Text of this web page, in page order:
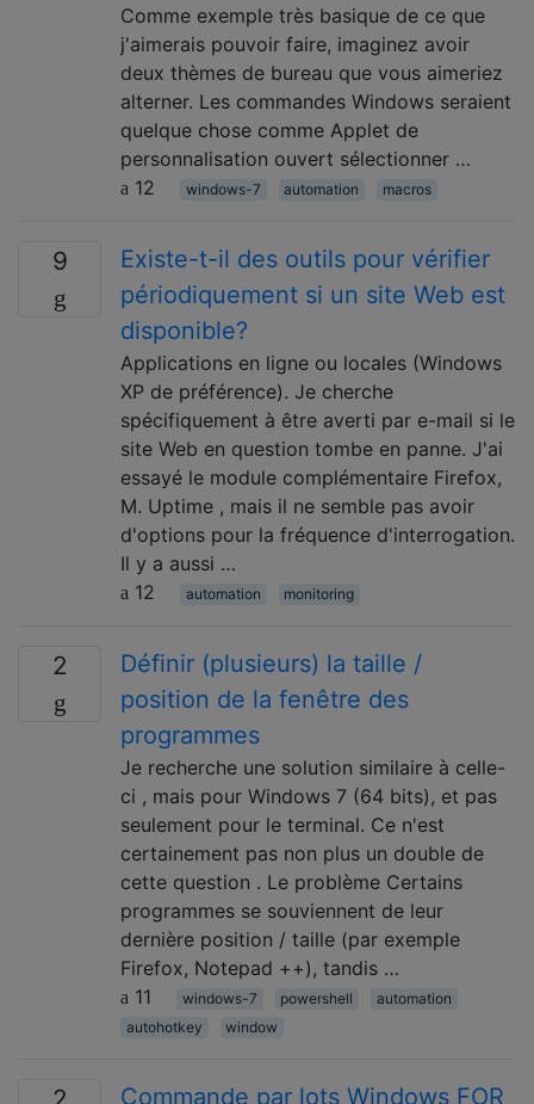
Comme exemple très basique de ce que
j'aimerais pouvoir faire, imaginez avoir
deux thèmes de bureau que vous aimeriez
alterner. Les commandes Windows seraient
quelque chose comme Applet de
personnalisation ouvert sélectionner …
12
windows-7 automation macros
9
Existe-t-il des outils pour vérifier
périodiquement si un site Web est
disponible?
Applications en ligne ou locales (Windows
XP de préférence). Je cherche
spécifiquement à être averti par e-mail si le
site Web en question tombe en panne. J'ai
essayé le module complémentaire Firefox,
M. Uptime , mais il ne semble pas avoir
d'options pour la fréquence d'interrogation.
Il y a aussi …
12
automation monitoring
2
Définir (plusieurs) la taille /
position de la fenêtre des
programmes
Je recherche une solution similaire à celle-
ci , mais pour Windows 7 (64 bits), et pas
seulement pour le terminal. Ce n'est
certainement pas non plus un double de
cette question . Le problème Certains
programmes se souviennent de leur
dernière position / taille (par exemple
Firefox, Notepad ++), tandis …
11
windows-7 powershell
automation
autohotkey
window
Commande par lots Windows FOR